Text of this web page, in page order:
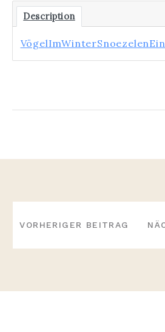
Description
NAVIGATION
VORHERIGER BEITRAG